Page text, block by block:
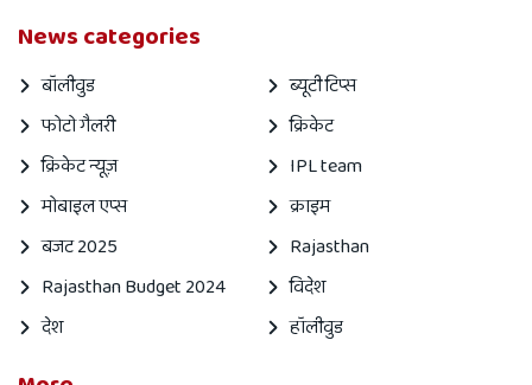
News categories
बॉलीवुड
ब्यूटी टिप्स
फोटो गैलरी
क्रिकेट
क्रिकेट न्यूज़
IPL team
मोबाइल एप्स
क्राइम
बजट 2025
Rajasthan
Rajasthan Budget 2024
विदेश
देश
हॉलीवुड